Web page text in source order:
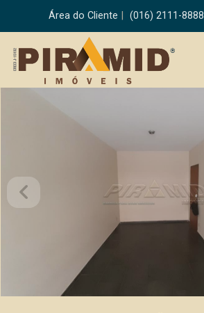
Área do Cliente (016) 2111-8888